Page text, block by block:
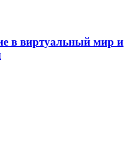
в виртуальный мир и